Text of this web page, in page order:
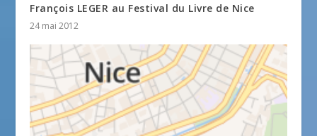
François LEGER au Festival du Livre de Nice
24 mai 2012